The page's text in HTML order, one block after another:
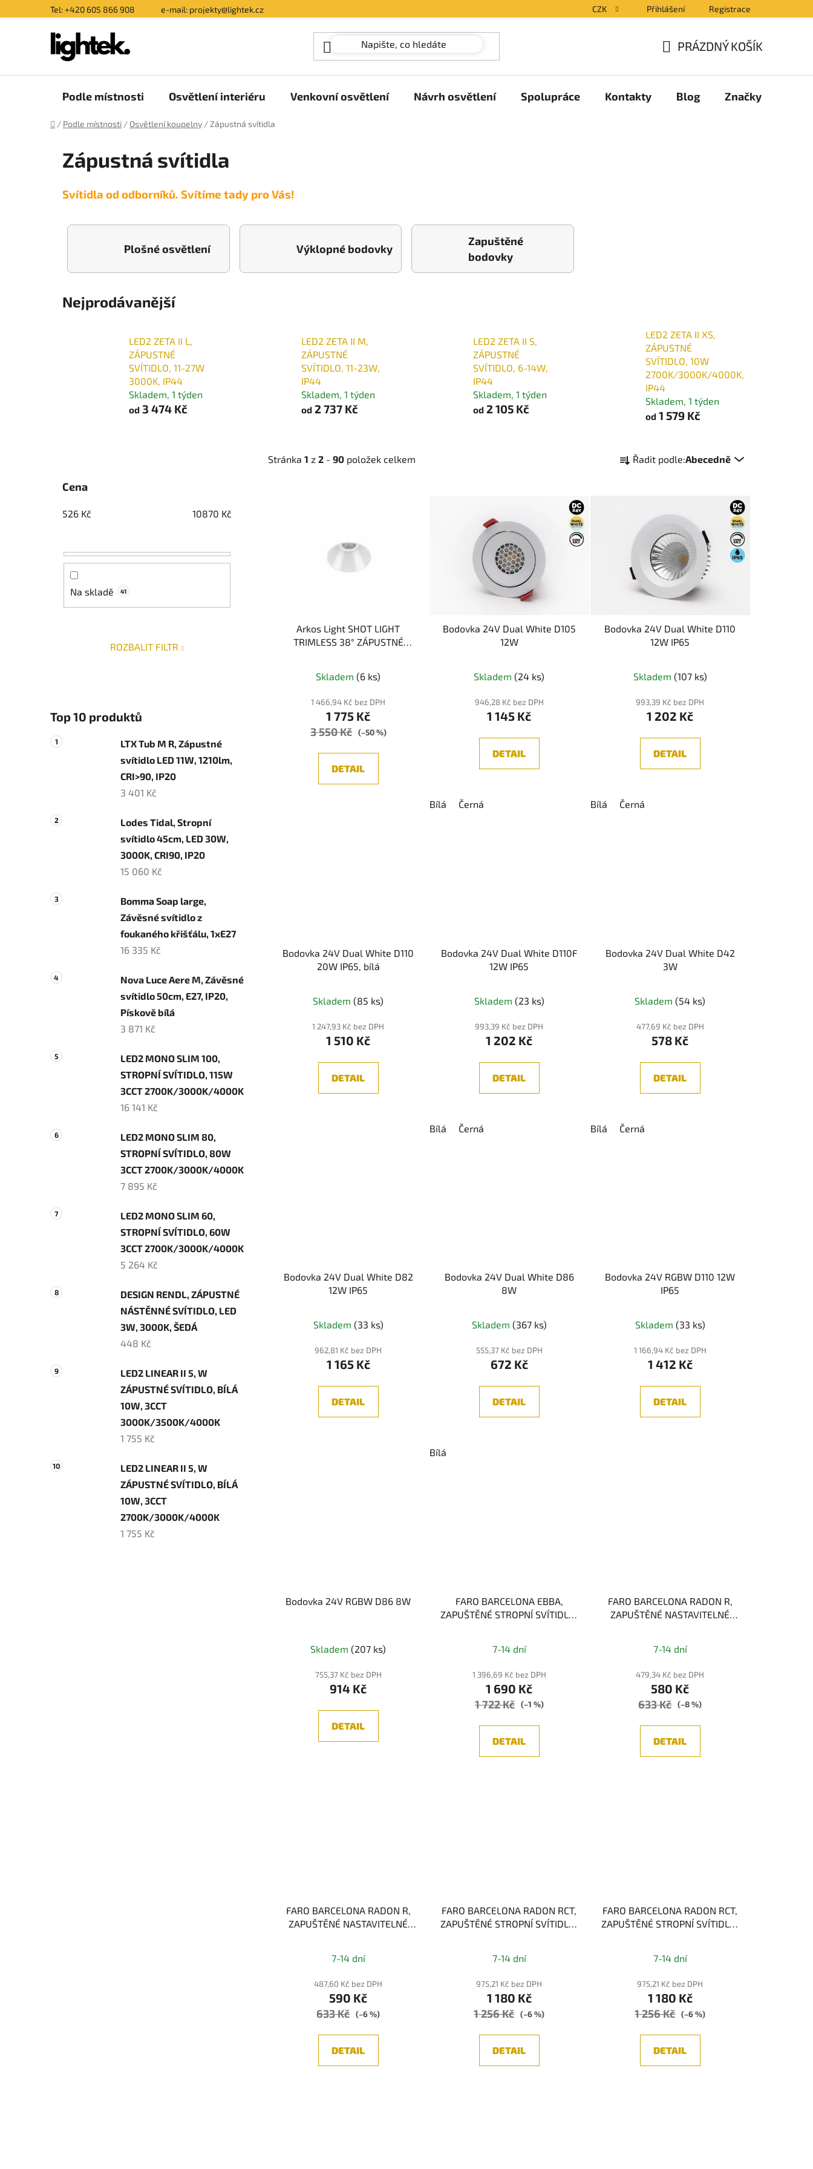
na
Tel: +420 605 866 908 e-mail: projekty@lightek.cz CZK Přihlášení Registrace
KOŠÍK
PRÁZDNÝ KOŠÍK
Podle místnosti Osvětlení interiéru Venkovní osvětlení Návrh osvětlení Spolupráce Kontakty Blog Značky
Domů
/ Podle místnosti / Osvětlení koupelny / Zápustná svítidla
Zápustná svítidla
Svítidla od odborníků. Svítíme tady pro Vás!
Plošné osvětlení Výklopné bodovky
Zapuštěné
bodovky
Nejprodávanější
LED2 ZETA II L,
ZÁPUSTNÉ
SVÍTIDLO, 11-27W
3000K, IP44
Skladem, 1 týden
od 3 474 Kč
LED2 ZETA II M,
ZÁPUSTNÉ
SVÍTIDLO, 11-23W,
IP44
Skladem, 1 týden
od2 737 Kč
LED2 ZETA II S,
ZÁPUSTNÉ
SVÍTIDLO, 6-14W,
IP44
Skladem, 1 týden
od 2 105 Kč
LED2 ZETA II XS,
ZÁPUSTNÉ
SVÍTIDLO, 10W
2700K/3000K/4000K,
IP44
Skladem, 1 týden
od1 579 Kč
Cena
526 Kč 10870 Kč
Na skladě 41
ROZBALIT FILTR
Top 10 produktů
LTX Tub M R, Zápustné
svítidlo LED 11W, 1210lm,
CRI>90, IP20
3 401 Kč
Lodes Tidal, Stropní
svítidlo 45cm, LED 30W,
3000K, CRI90, IP20
15 060 Kč
Bomma Soap large,
Závěsné svítidlo z
foukaného křišťálu, 1xE27
16 335 Kč
Nova Luce Aere M, Závěsné
svítidlo 50cm, E27, IP20,
Pískově bílá
3 871 Kč
LED2 MONO SLIM 100,
STROPNÍ SVÍTIDLO, 115W
3CCT 2700K/3000K/4000K
16 141 Kč
LED2 MONO SLIM 80,
STROPNÍ SVÍTIDLO, 80W
3CCT 2700K/3000K/4000K
7 895 Kč
LED2 MONO SLIM 60,
STROPNÍ SVÍTIDLO, 60W
3CCT 2700K/3000K/4000K
5 264 Kč
DESIGN RENDL, ZÁPUSTNÉ
NÁSTĚNNÉ SVÍTIDLO, LED
3W, 3000K, ŠEDÁ
448 Kč
LED2 LINEAR II 5, W
ZÁPUSTNÉ SVÍTIDLO, BÍLÁ
10W, 3CCT
3000K/3500K/4000K
1 755 Kč
LED2 LINEAR II 5, W
ZÁPUSTNÉ SVÍTIDLO, BÍLÁ
10W, 3CCT
2700K/3000K/4000K
1 755 Kč
Stránka 1 z 2 - 90 položek celkem
a
k
t
Řadit podle:Abecedně
Arkos Light SHOT LIGHT
TRIMLESS 38° ZÁPUSTNÉ
hodnocení
produktu
je
5,0
5
Skladem(6 ks)
1 466,94 Kč bez DPH
1 775 Kč
3 550 Kč (–50 %)
DETAIL
Bodovka 24V Dual White D105
12W
hodnocení
produktu
je
z
Skladem(24 ks)
946,28 Kč bez DPH
1 145 Kč
DETAIL
Bílá Černá
Bodovka 24V Dual White D110
12W IP65
hodnocení
produktu
je
z
Skladem (107 ks)
993,39 Kč bez DPH
1 202 Kč
DETAIL
Bílá Černá
Bodovka 24V Dual White D110
20W IP65, bílá
Skladem(85 ks)
1 247,93 Kč bez DPH
1 510 Kč
DETAIL
Bodovka 24V Dual White D110F
12W IP65
Skladem (23 ks)
993,39 Kč bez DPH
1 202 Kč
DETAIL
Bílá Černá
Bodovka 24V Dual White D42
3W
Skladem(54 ks)
477,69 Kč bez DPH
578 Kč
DETAIL
Bílá Černá
Bodovka 24V Dual White D82
12W IP65
Skladem (33 ks)
962,81 Kč bez DPH
1 165 Kč
DETAIL
Bodovka 24V Dual White D86
8W
Skladem (367 ks)
555,37 Kč bez DPH
672 Kč
DETAIL
Bílá
Bodovka 24V RGBW D110 12W
IP65
Skladem (33 ks)
1 166,94 Kč bez DPH
1 412 Kč
DETAIL
Bodovka 24V RGBW D86 8W
Skladem(207 ks)
755,37 Kč bez DPH
914 Kč
DETAIL
FARO BARCELONA EBBA,
ZAPUŠTĚNÉ STROPNÍ SVÍTIDLO,
7-14 dní
1 396,69 Kč bez DPH
1 690 Kč
1 722 Kč (–1 %)
DETAIL
FARO BARCELONA RADON R,
ZAPUŠTĚNÉ NASTAVITELNÉ
hodnocení
produktu
je
4,0
5
7-14 dní
479,34 Kč bez DPH
580 Kč
633 Kč (–8 %)
DETAIL
FARO BARCELONA RADON R,
ZAPUŠTĚNÉ NASTAVITELNÉ
hodnocení
produktu
je
5,0
5
7-14 dní
487,60 Kč bez DPH
590 Kč
633 Kč (–6 %)
DETAIL
FARO BARCELONA RADON RCT,
ZAPUŠTĚNÉ STROPNÍ SVÍTIDLO,
7-14 dní
975,21 Kč bez DPH
1 180 Kč
1 256 Kč (–6 %)
DETAIL
FARO BARCELONA RADON RCT,
ZAPUŠTĚNÉ STROPNÍ SVÍTIDLO,
7-14 dní
975,21 Kč bez DPH
1 180 Kč
1 256 Kč (–6 %)
DETAIL